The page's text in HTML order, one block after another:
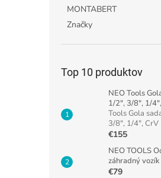
MONTABERT
Značky
Top 10 produktov
NEO Tools
1/2", 3/8", 1/
Tools Gola
3/8", 1/4", CrV
€155
NEO TOOLS
záhradný
€79